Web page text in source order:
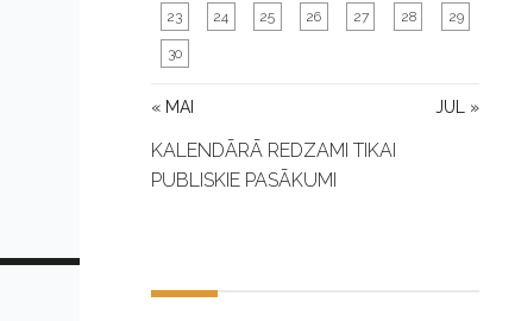
« MAI JUL »
23 24 25 26 27 28 29
30
KALENDĀRĀ REDZAMI TIKAI
PUBLISKIE PASĀKUMI